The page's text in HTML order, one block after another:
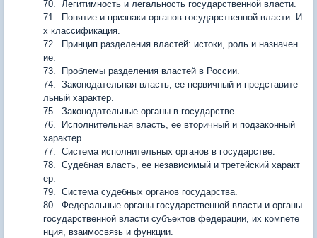
70. Легитимность и легальность государственной власти.
71. Понятие и признаки органов государственной власти. И
х классификация.
72. Принцип разделения властей: истоки, роль и назначен
ие.
73. Проблемы разделения властей в России.
74. Законодательная власть, ее первичный и представите
льный характер.
75. Законодательные органы в государстве.
76. Исполнительная власть, ее вторичный и подзаконный
характер.
77. Система исполнительных органов в государстве.
78. Судебная власть, ее независимый и третейский характ
ер.
79. Система судебных органов государства.
80. Федеральные органы государственной власти и органы
государственной власти субъектов федерации, их компете
нция, взаимосвязь и функции.